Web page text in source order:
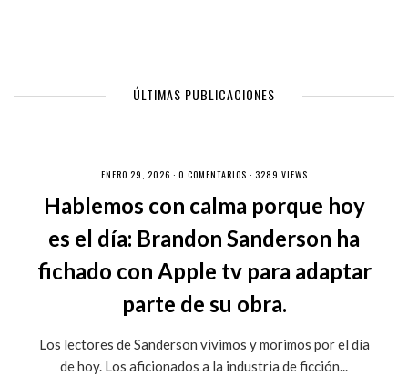
ÚLTIMAS PUBLICACIONES
ENERO 29, 2026 · 0 COMENTARIOS · 3289 VIEWS
Hablemos con calma porque hoy
es el día: Brandon Sanderson ha
fichado con Apple tv para adaptar
parte de su obra.
Los lectores de Sanderson vivimos y morimos por el día
de hoy. Los aficionados a la industria de ficción...